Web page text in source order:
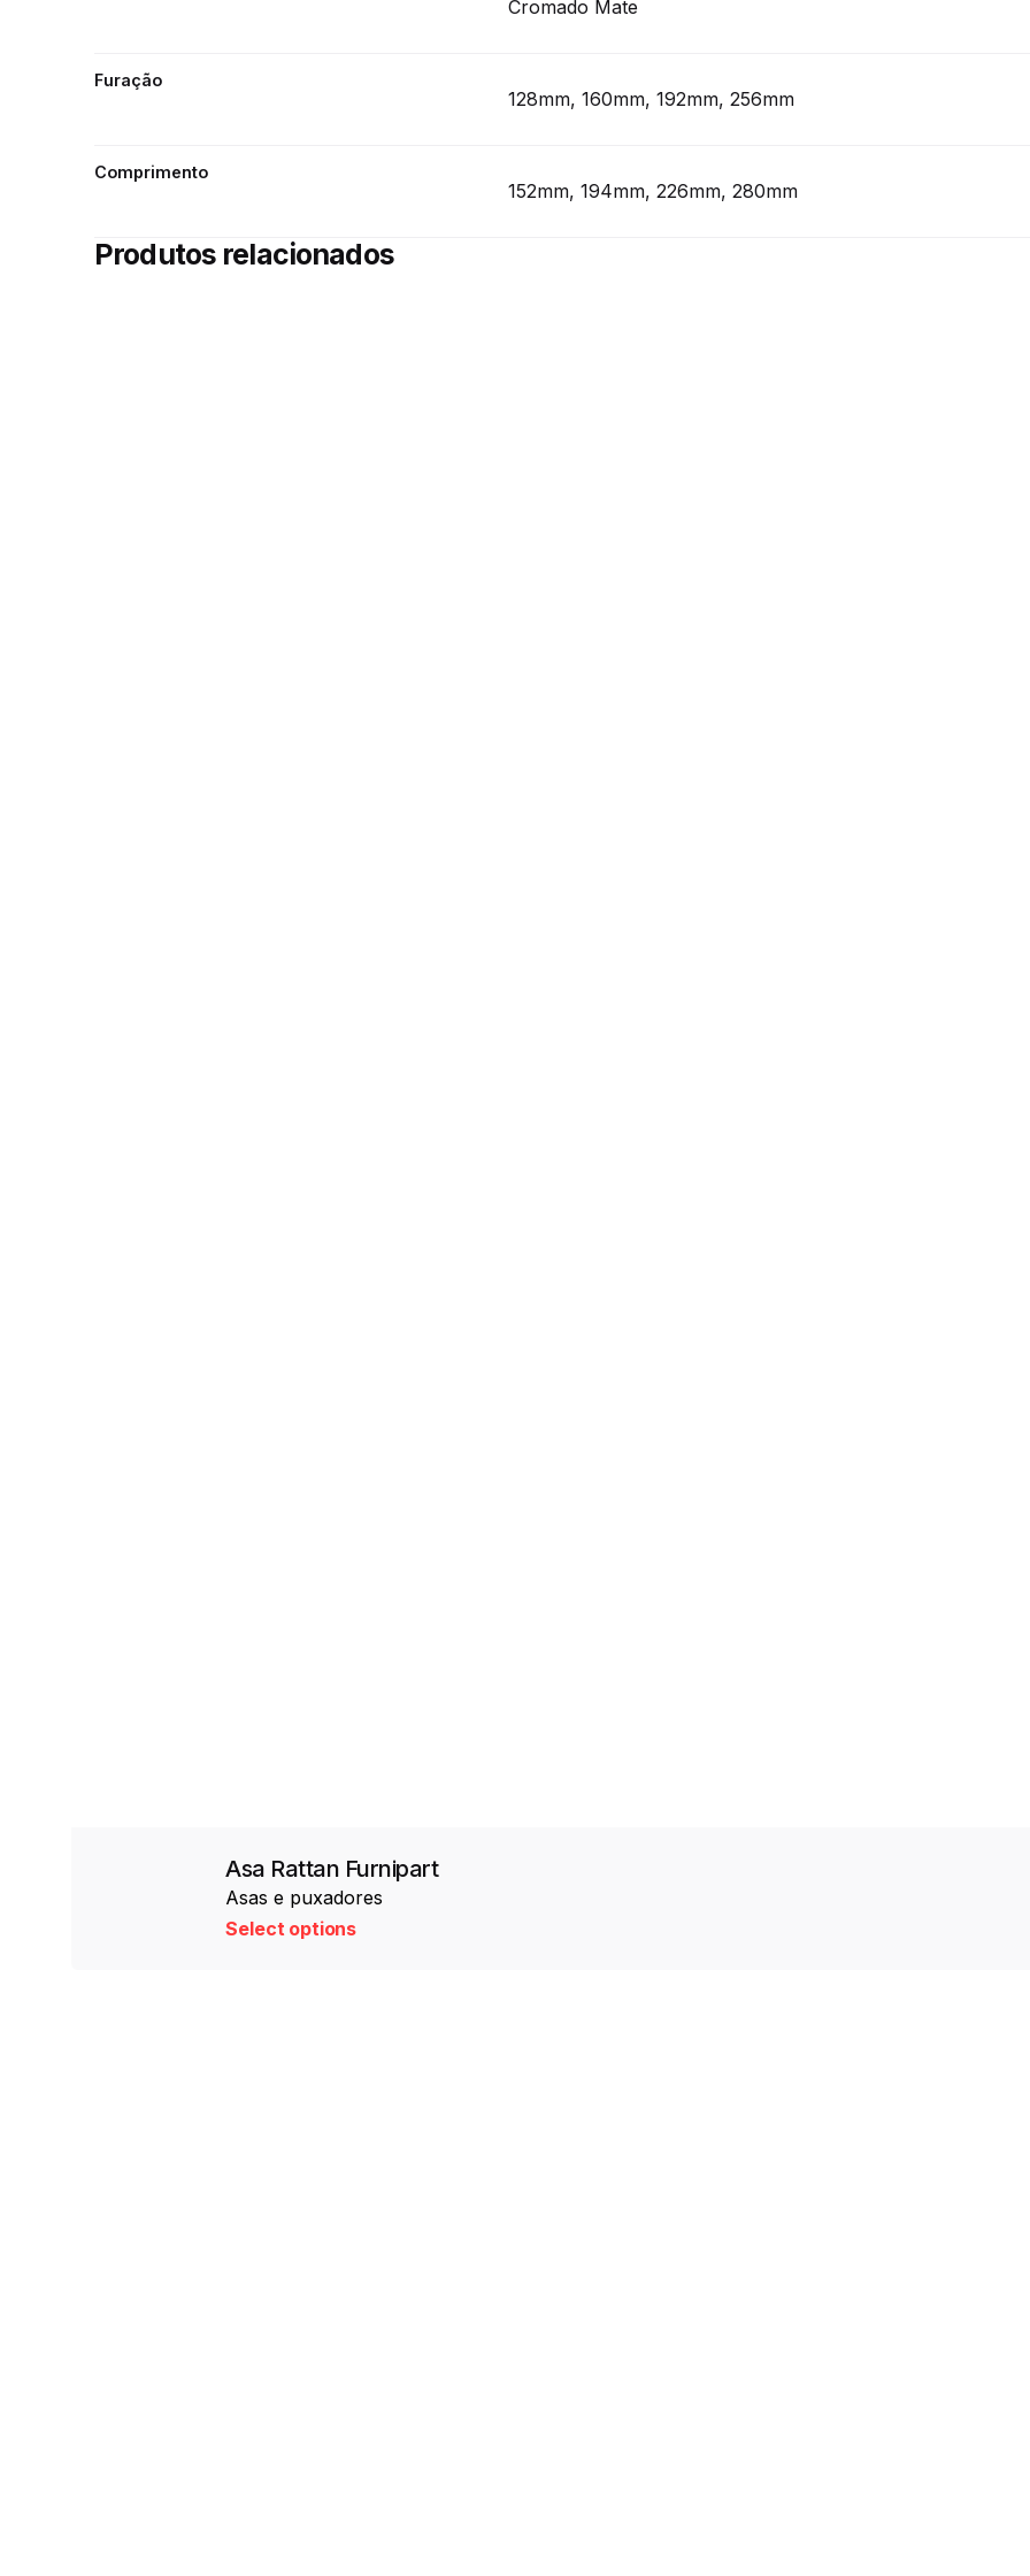
Cromado Mate
Furação
128mm, 160mm, 192mm, 256mm
Comprimento
152mm, 194mm, 226mm, 280mm
Produtos relacionados
Asa Rattan Furnipart
Asas e puxadores
Select options